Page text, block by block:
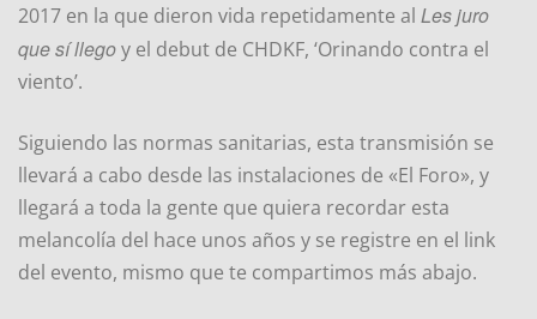
2017 en la que dieron vida repetidamente al Les juro
que sí llegoy el debut de CHDKF, ‘Orinando contra el
viento’.
Siguiendo las normas sanitarias, esta transmisión se
llevará a cabo desde las instalaciones de «El Foro», y
llegará a toda la gente que quiera recordar esta
melancolía del hace unos años y se registre en el link
del evento, mismo que te compartimos más abajo.